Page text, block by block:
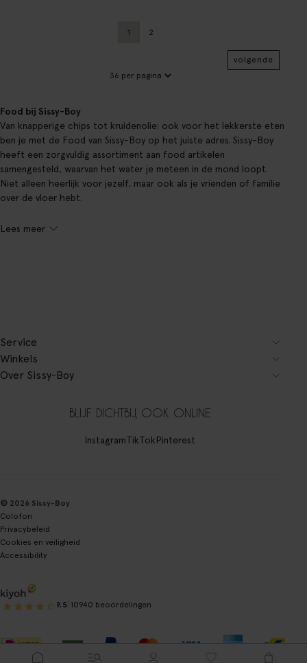
Huidige pagina
1
Vorige
2
volgende
Food bij Sissy-Boy
Van knapperige chips tot kruidenolie: ook voor het lekkerste eten
ben je met de Food van Sissy-Boy op het juiste adres. Sissy-Boy
heeft een zorgvuldig assortiment aan food artikelen
samengesteld, waarvan het water je meteen in de mond loopt.
Niet alleen heerlijk voor jezelf, maar ook als je vrienden of familie
over de vloer hebt.
Lees meer
Service
Winkels
Over Sissy-Boy
BLIJF DICHTBIJ, OOK ONLINE
InstagramTikTokPinterest
© 2026 Sissy-Boy
Colofon
Privacybeleid
Cookies en veiligheid
Accessibility
9.5 10940 beoordelingen